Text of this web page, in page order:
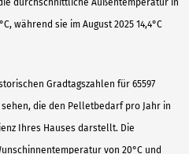
während sie im August 2025 14,4°C
Gradtagszahlen für 65597
die den Pelletbedarf pro Jahr in
Ihres Hauses darstellt. Die
von 20°C und